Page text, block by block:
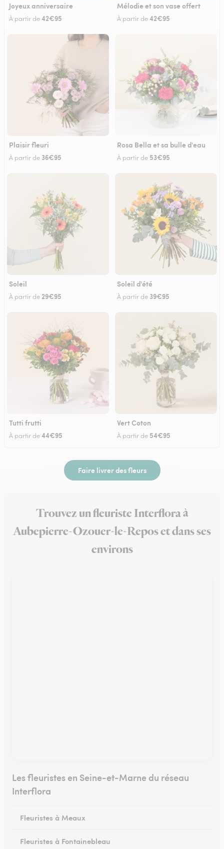
Joyeux anniversaire
À partir de42€95
Mélodie et son vase offert
À partir de42€95
Plaisir fleuri
À partir de 36€95
Rosa Bella et sa bulle d'eau
À partir de 53€95
Soleil
À partir de29€95
Soleil d'été
À partir de 39€95
Tutti frutti
À partir de44€95
Vert Coton
À partir de 54€95
Faire livrer des fleurs
Trouvez un fleuriste Interflora à
Aubepierre-Ozouer-le-Repos et dans ses
environs
Les fleuristes en Seine-et-Marne du réseau
Interflora
Fleuristes à Meaux
Fleuristes à Fontainebleau